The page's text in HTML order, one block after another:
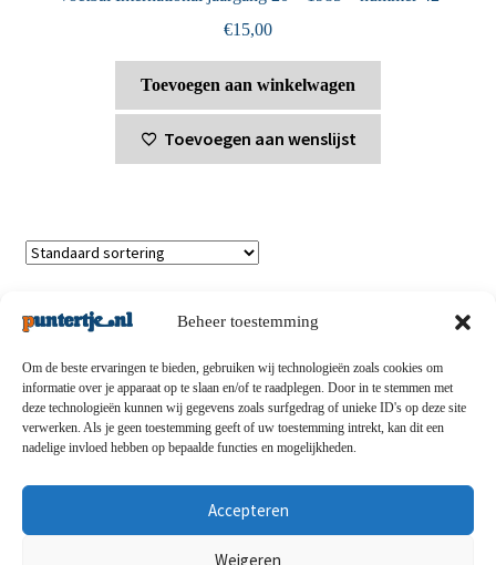
Beheer toestemming
Om de beste ervaringen te bieden, gebruiken wij technologieën zoals cookies om
informatie over je apparaat op te slaan en/of te raadplegen. Door in te stemmen met
deze technologieën kunnen wij gegevens zoals surfgedrag of unieke ID's op deze site
verwerken. Als je geen toestemming geeft of uw toestemming intrekt, kan dit een
nadelige invloed hebben op bepaalde functies en mogelijkheden.
Accepteren
Weigeren
€15,00
Toevoegen aan winkelwagen
Toevoegen aan wenslijst
Privacybeleid-Verzending en retouren-Algemene
voorwaarden-Disclaimert-Betaalmethoden-Over ons